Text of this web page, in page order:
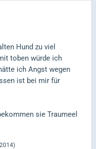
Hund zu viel
toben würde ich
ich Angst wegen
ist bei mir für
sie Traumeel
)